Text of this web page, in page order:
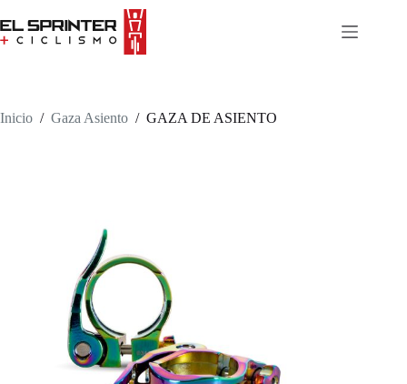
to
content
Inicio / Gaza Asiento / GAZA DE ASIENTO